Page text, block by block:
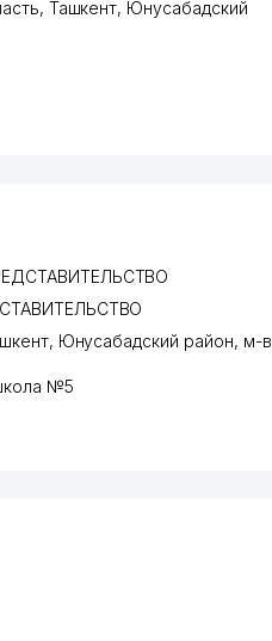
, Ташкент, Юнусабадский
, Юнусабадский район, м-в
№5